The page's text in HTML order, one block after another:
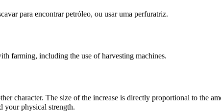
para encontrar petróleo, ou usar uma perfuratriz.
farming, including the use of harvesting machines.
character. The size of the increase is directly proportional to the
your physical strength.